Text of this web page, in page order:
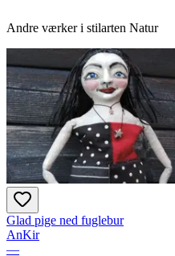
Andre værker i stilarten Natur
Glad pige ned fuglebur
AnKir
—